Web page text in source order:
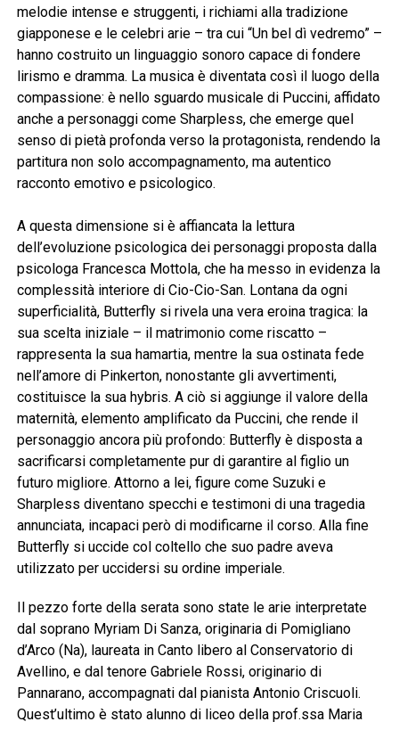
melodie intense e struggenti, i richiami alla tradizione
giapponese e le celebri arie – tra cui “Un bel dì vedremo” –
hanno costruito un linguaggio sonoro capace di fondere
lirismo e dramma. La musica è diventata così il luogo della
compassione: è nello sguardo musicale di Puccini, affidato
anche a personaggi come Sharpless, che emerge quel
senso di pietà profonda verso la protagonista, rendendo la
partitura non solo accompagnamento, ma autentico
racconto emotivo e psicologico.
A questa dimensione si è affiancata la lettura
dell’evoluzione psicologica dei personaggi proposta dalla
psicologa Francesca Mottola, che ha messo in evidenza la
complessità interiore di Cio-Cio-San. Lontana da ogni
superficialità, Butterfly si rivela una vera eroina tragica: la
sua scelta iniziale – il matrimonio come riscatto –
rappresenta la sua hamartia, mentre la sua ostinata fede
nell’amore di Pinkerton, nonostante gli avvertimenti,
costituisce la sua hybris. A ciò si aggiunge il valore della
maternità, elemento amplificato da Puccini, che rende il
personaggio ancora più profondo: Butterfly è disposta a
sacrificarsi completamente pur di garantire al figlio un
futuro migliore. Attorno a lei, figure come Suzuki e
Sharpless diventano specchi e testimoni di una tragedia
annunciata, incapaci però di modificarne il corso. Alla fine
Butterfly si uccide col coltello che suo padre aveva
utilizzato per uccidersi su ordine imperiale.
Il pezzo forte della serata sono state le arie interpretate
dal soprano Myriam Di Sanza, originaria di Pomigliano
d’Arco (Na), laureata in Canto libero al Conservatorio di
Avellino, e dal tenore Gabriele Rossi, originario di
Pannarano, accompagnati dal pianista Antonio Criscuoli.
Quest’ultimo è stato alunno di liceo della prof.ssa Maria